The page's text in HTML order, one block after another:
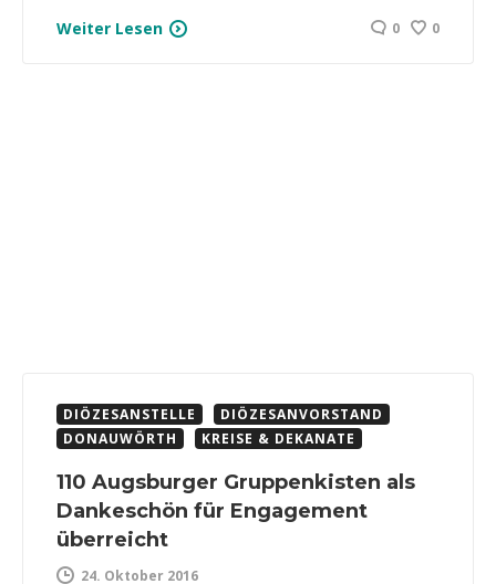
Weiter Lesen 0 0
DIÖZESANSTELLE
DIÖZESANVORSTAND
DONAUWÖRTH
KREISE & DEKANATE
110 Augsburger Gruppenkisten als
Dankeschön für Engagement
überreicht
24. Oktober 2016